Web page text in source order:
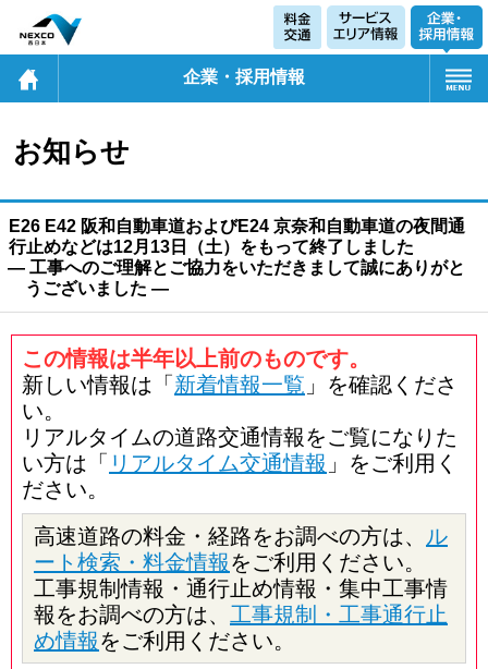
企業・採用情報
お知らせ
E26 E42 阪和自動車道およびE24 京奈和自動車道の夜間通
行止めなどは12月13日（土）をもって終了しました
― 工事へのご理解とご協力をいただきまして誠にありがと
うございました ―
この情報は半年以上前のものです。
新しい情報は「 新着情報一覧 」を確認くださ
い。
リアルタイムの道路交通情報をご覧になりた
い方は「 リアルタイム交通情報 」をご利用く
ださい。
高速道路の料金・経路をお調べの方は、 ル
ート検索・料金情報をご利用ください。
工事規制情報・通行止め情報・集中工事情
報をお調べの方は、 工事規制・工事通行止
め情報をご利用ください。